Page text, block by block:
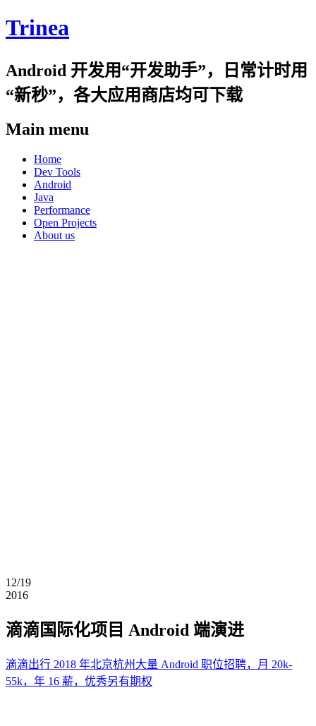
Trinea
Android 开发用“开发助手”，日常计时用
“新秒”，各大应用商店均可下载
Main menu
Skip
content
Home
Dev Tools
Android
Java
Performance
Open Projects
About us
12/19
2016
滴滴国际化项目 Android 端演进
滴滴出行 2018 年北京杭州大量 Android 职位招聘，月 20k-
55k，年 16 薪，优秀另有期权